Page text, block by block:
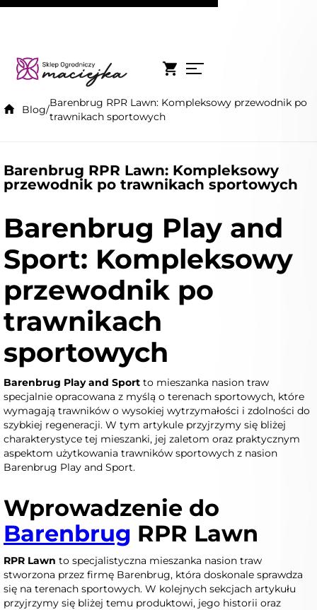
Blog/
Barenbrug RPR Lawn: Kompleksowy przewodnik po
trawnikach sportowych
Barenbrug RPR Lawn: Kompleksowy
przewodnik po trawnikach sportowych
Barenbrug Play and
Sport: Kompleksowy
przewodnik po
trawnikach
sportowych
Barenbrug Play and Sport to mieszanka nasion traw
specjalnie opracowana z myślą o terenach sportowych, które
wymagają trawników o wysokiej wytrzymałości i zdolności do
szybkiej regeneracji. W tym artykule przyjrzymy się bliżej
charakterystyce tej mieszanki, jej zaletom oraz praktycznym
aspektom użytkowania trawników sportowych z nasion
Barenbrug Play and Sport.
Wprowadzenie do
Barenbrug RPR Lawn
RPR Lawn to specjalistyczna mieszanka nasion traw
stworzona przez firmę Barenbrug, która doskonale sprawdza
się na terenach sportowych. W kolejnych sekcjach artykułu
przyjrzymy się bliżej temu produktowi, jego historii oraz